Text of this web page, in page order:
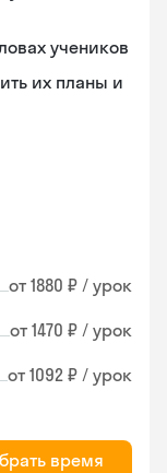
учеников
их планы и
от 1880 ₽ / урок
от 1470 ₽ / урок
от 1092 ₽ / урок
время